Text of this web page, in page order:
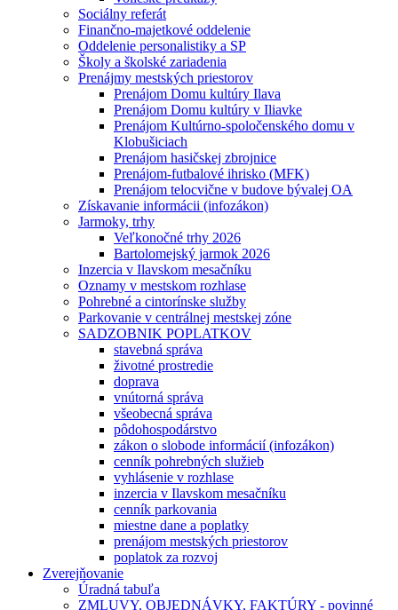
Sociálny referát
Finančno-majetkové oddelenie
Oddelenie personalistiky a SP
Školy a školské zariadenia
Prenájmy mestských priestorov
Prenájom Domu kultúry Ilava
Prenájom Domu kultúry v Iliavke
Prenájom Kultúrno-spoločenského domu v
Klobušiciach
Prenájom hasičskej zbrojnice
Prenájom-futbalové ihrisko (MFK)
Prenájom telocvične v budove bývalej OA
Získavanie informácii (infozákon)
Jarmoky, trhy
Veľkonočné trhy 2026
Bartolomejský jarmok 2026
Inzercia v Ilavskom mesačníku
Oznamy v mestskom rozhlase
Pohrebné a cintorínske služby
Parkovanie v centrálnej mestskej zóne
SADZOBNIK POPLATKOV
stavebná správa
životné prostredie
doprava
vnútorná správa
všeobecná správa
pôdohospodárstvo
zákon o slobode informácií (infozákon)
cenník pohrebných služieb
vyhlásenie v rozhlase
inzercia v Ilavskom mesačníku
cenník parkovania
miestne dane a poplatky
prenájom mestských priestorov
poplatok za rozvoj
Zverejňovanie
Úradná tabuľa
ZMLUVY, OBJEDNÁVKY, FAKTÚRY - povinné